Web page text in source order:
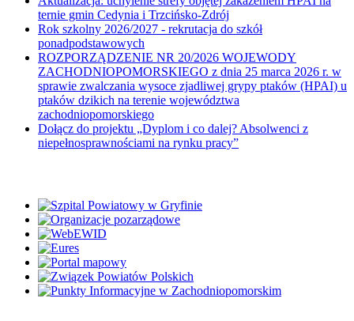
ternie gmin Cedynia i Trzcińsko-Zdrój
Rok szkolny 2026/2027 - rekrutacja do szkół
ponadpodstawowych
ROZPORZĄDZENIE NR 20/2026 WOJEWODY
ZACHODNIOPOMORSKIEGO z dnia 25 marca 2026 r. w
sprawie zwalczania wysoce zjadliwej grypy ptaków (HPAI) u
ptaków dzikich na terenie województwa
zachodniopomorskiego
Dołącz do projektu „Dyplom i co dalej? Absolwenci z
niepełnosprawnościami na rynku pracy”